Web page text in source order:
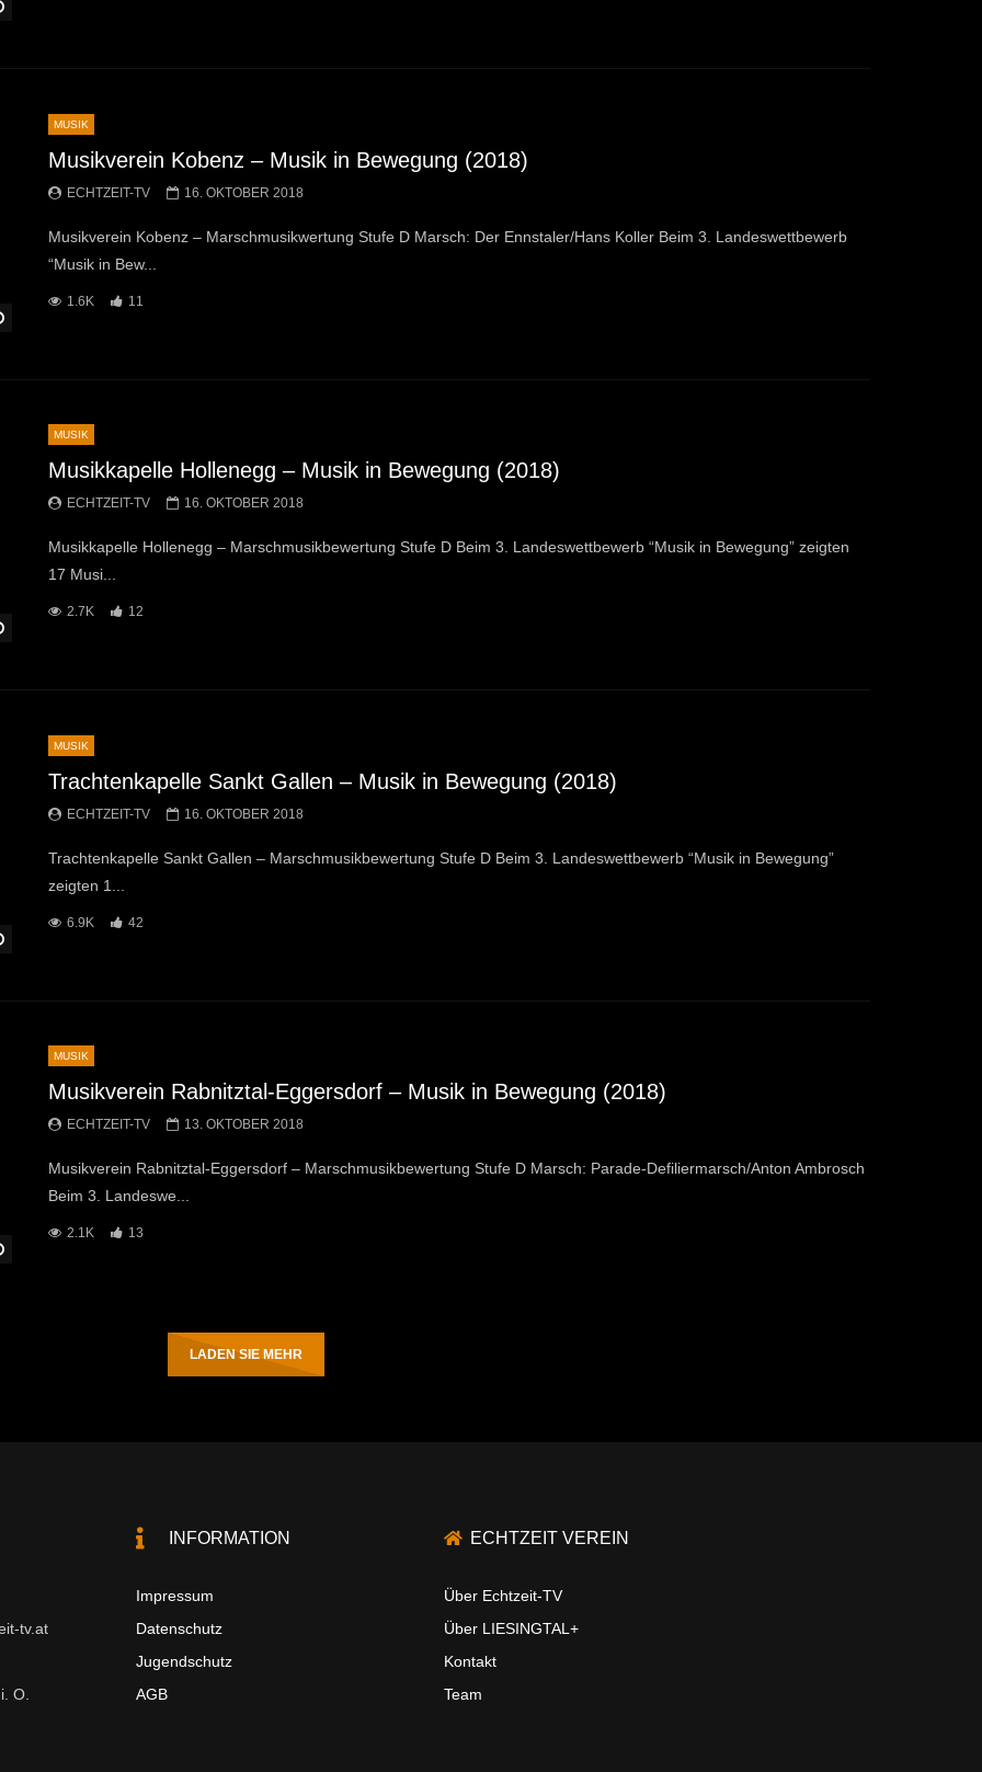
MUSIK
Musikverein Kobenz – Musik in Bewegung (2018)
ECHTZEIT-TV 16. OKTOBER 2018
Musikverein Kobenz – Marschmusikwertung Stufe D Marsch: Der Ennstaler/Hans Koller Beim 3. Landeswettbewerb
“Musik in Bew...
1.6K 11
MUSIK
Musikkapelle Hollenegg – Musik in Bewegung (2018)
ECHTZEIT-TV 16. OKTOBER 2018
Musikkapelle Hollenegg – Marschmusikbewertung Stufe D Beim 3. Landeswettbewerb “Musik in Bewegung” zeigten
17 Musi...
2.7K 12
MUSIK
Trachtenkapelle Sankt Gallen – Musik in Bewegung (2018)
ECHTZEIT-TV 16. OKTOBER 2018
Trachtenkapelle Sankt Gallen – Marschmusikbewertung Stufe D Beim 3. Landeswettbewerb “Musik in Bewegung”
zeigten 1...
6.9K 42
MUSIK
Musikverein Rabnitztal-Eggersdorf – Musik in Bewegung (2018)
ECHTZEIT-TV 13. OKTOBER 2018
Musikverein Rabnitztal-Eggersdorf – Marschmusikbewertung Stufe D Marsch: Parade-Defiliermarsch/Anton Ambrosch
Beim 3. Landeswe...
2.1K 13
LADEN SIE MEHR
tv.at
O.
INFORMATION
Impressum
Datenschutz
Jugendschutz
AGB
ECHTZEIT VEREIN
Über Echtzeit-TV
Über LIESINGTAL+
Kontakt
Team